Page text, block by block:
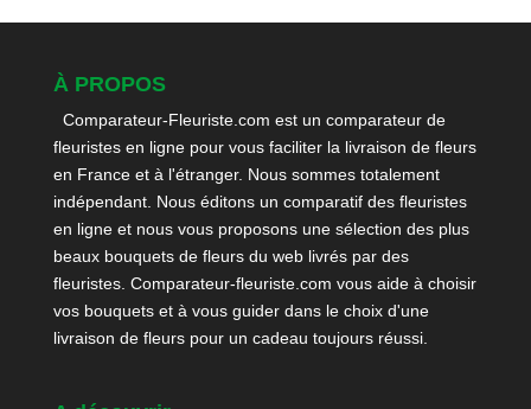
À PROPOS
Comparateur-Fleuriste.com est un comparateur de
fleuristes en ligne pour vous faciliter la livraison de fleurs
en France et à l'étranger. Nous sommes totalement
indépendant. Nous éditons un comparatif des fleuristes
en ligne et nous vous proposons une sélection des plus
beaux bouquets de fleurs du web livrés par des
fleuristes. Comparateur-fleuriste.com vous aide à choisir
vos bouquets et à vous guider dans le choix d'une
livraison de fleurs pour un cadeau toujours réussi.